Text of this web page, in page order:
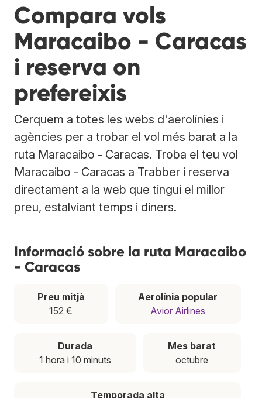
Compara vols
Maracaibo - Caracas
i reserva on
prefereixis
Cerquem a totes les webs d'aerolínies i
agències per a trobar el vol més barat a la
ruta Maracaibo - Caracas. Troba el teu vol
Maracaibo - Caracas a Trabber i reserva
directament a la web que tingui el millor
preu, estalviant temps i diners.
Informació sobre la ruta Maracaibo
- Caracas
Preu mitjà
152 €
Aerolínia popular
Avior Airlines
Durada
1 hora i 10 minuts
Mes barat
octubre
Temporada alta